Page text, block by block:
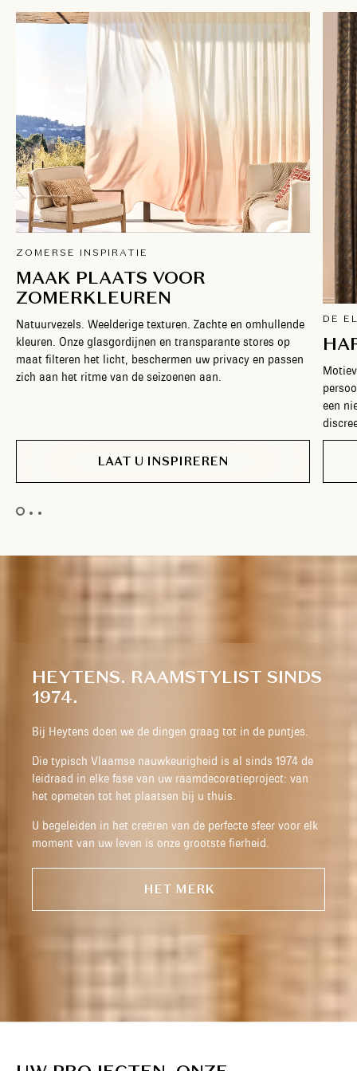
ZOMERSE INSPIRATIE
MAAK PLAATS VOOR
ZOMERKLEUREN
Natuurvezels. Weelderige texturen. Zachte en omhullende
kleuren. Onze glasgordijnen en transparante stores op
maat filteren het licht, beschermen uw privacy en passen
zich aan het ritme van de seizoenen aan.
LAAT U INSPIREREN
DE
een
HEYTENS. RAAMSTYLIST SINDS
1974.
Bij Heytens doen we de dingen graag tot in de puntjes.
Die typisch Vlaamse nauwkeurigheid is al sinds 1974 de
leidraad in elke fase van uw raamdecoratieproject: van
het opmeten tot het plaatsen bij u thuis.
U begeleiden in het creëren van de perfecte sfeer voor elk
moment van uw leven is onze grootste fierheid.
HET MERK